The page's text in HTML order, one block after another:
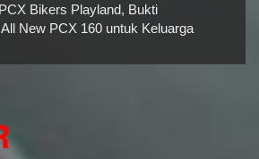
Bikers Playland, Bukti
New PCX 160 untuk Keluarga